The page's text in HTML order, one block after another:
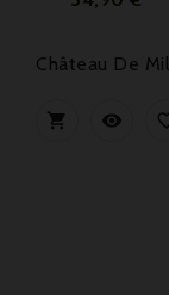
Château De
 